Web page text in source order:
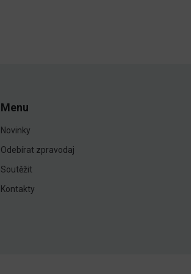
Menu
Novinky
Odebírat zpravodaj
Soutěžit
Kontakty